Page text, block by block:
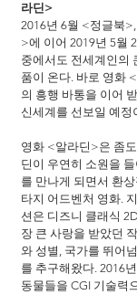
라딘>
2016년 6월 <정글북
>에 이어 2019년 5월
중에서도 전세계인의
품이 온다. 바로 영화
의 흥행 바통을 이어
신세계를 선보일 예정
영화 <알라딘>은 좀
딘이 우연히 소원을
를 만나게 되면서 환
타지 어드벤처 영화.
션은 디즈니 클래식
장 큰 사랑을 받았던
와 성별, 국가를 뛰어
를 추구해왔다. 2016
동물들을 CGI 기술력